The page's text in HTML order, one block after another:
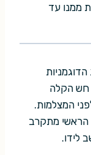
ממנו עד
חש הקלה
המצלמות.
הראשי מתקרב
לידו.